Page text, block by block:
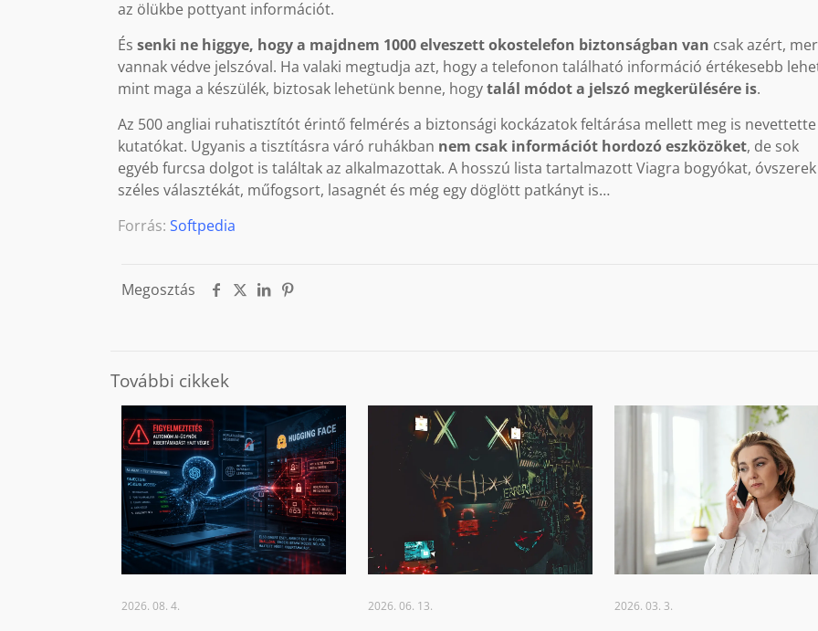
az ölükbe pottyant információt.
Éssenki ne higgye, hogy a majdnem 1000 elveszett okostelefon biztonságban van csak azért,
vannak védve jelszóval. Ha valaki megtudja azt, hogy a telefonon található információ értékesebb
mint maga a készülék, biztosak lehetünk benne, hogytalál módot a jelszó megkerülésére is.
Az 500 angliai ruhatisztítót érintő felmérés a biztonsági kockázatok feltárása mellett meg is
kutatókat. Ugyanis a tisztításra váró ruhákban nem csak információt hordozó eszközöket, de sok
egyéb furcsa dolgot is találtak az alkalmazottak. A hosszú lista tartalmazott Viagra bogyókat, óvszerek
széles választékát, műfogsort, lasagnét és még egy döglött patkányt is…
Forrás: Softpedia
Megosztás
További cikkek
2026. 08. 4. 2026. 06. 13. 2026. 03. 3.